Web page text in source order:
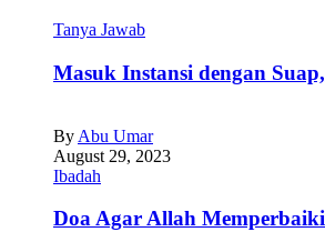
Tanya Jawab
Masuk Instansi dengan
By Abu Umar
August 29, 2023
Ibadah
Doa Agar Allah